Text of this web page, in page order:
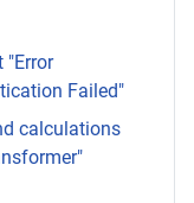
"Error
Failed"
calculations